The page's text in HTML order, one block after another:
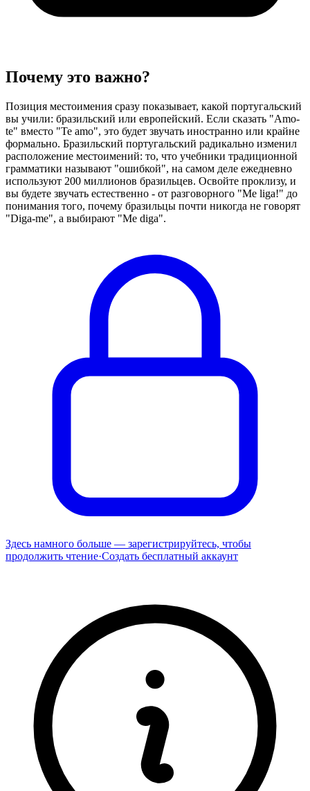
Почему это важно?
Позиция местоимения сразу показывает, какой португальский
вы учили: бразильский или европейский. Если сказать "Amo-
te" вместо "Te amo", это будет звучать иностранно или крайне
формально. Бразильский португальский радикально изменил
расположение местоимений: то, что учебники традиционной
грамматики называют "ошибкой", на самом деле ежедневно
используют 200 миллионов бразильцев. Освойте проклизу, и
вы будете звучать естественно - от разговорного "Me liga!" до
понимания того, почему бразильцы почти никогда не говорят
"Diga-me", а выбирают "Me diga".
Здесь намного больше — зарегистрируйтесь, чтобы
продолжить чтение·Создать бесплатный аккаунт